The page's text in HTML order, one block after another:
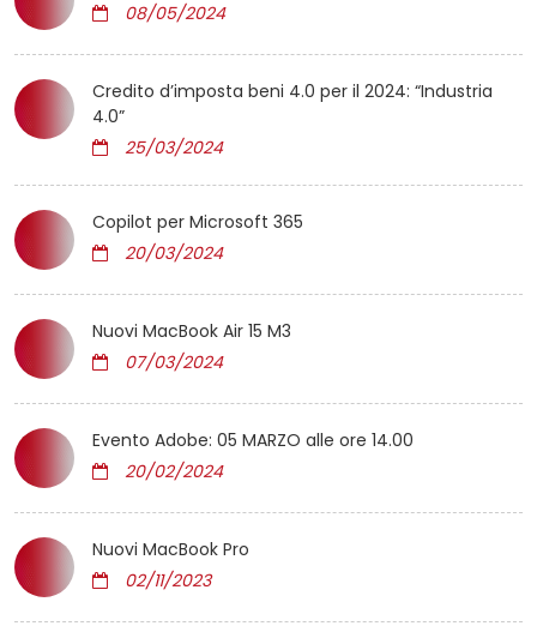
08/05/2024
Credito d’imposta beni 4.0 per il 2024: “Industria
4.0”
25/03/2024
Copilot per Microsoft 365
20/03/2024
Nuovi MacBook Air 15 M3
07/03/2024
Evento Adobe: 05 MARZO alle ore 14.00
20/02/2024
Nuovi MacBook Pro
02/11/2023